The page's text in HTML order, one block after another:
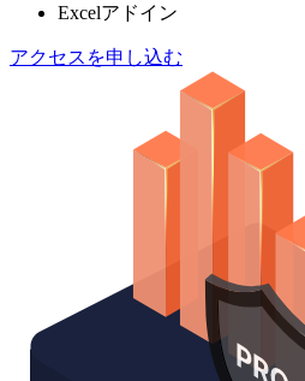
Excelアドイン
アクセスを申し込む